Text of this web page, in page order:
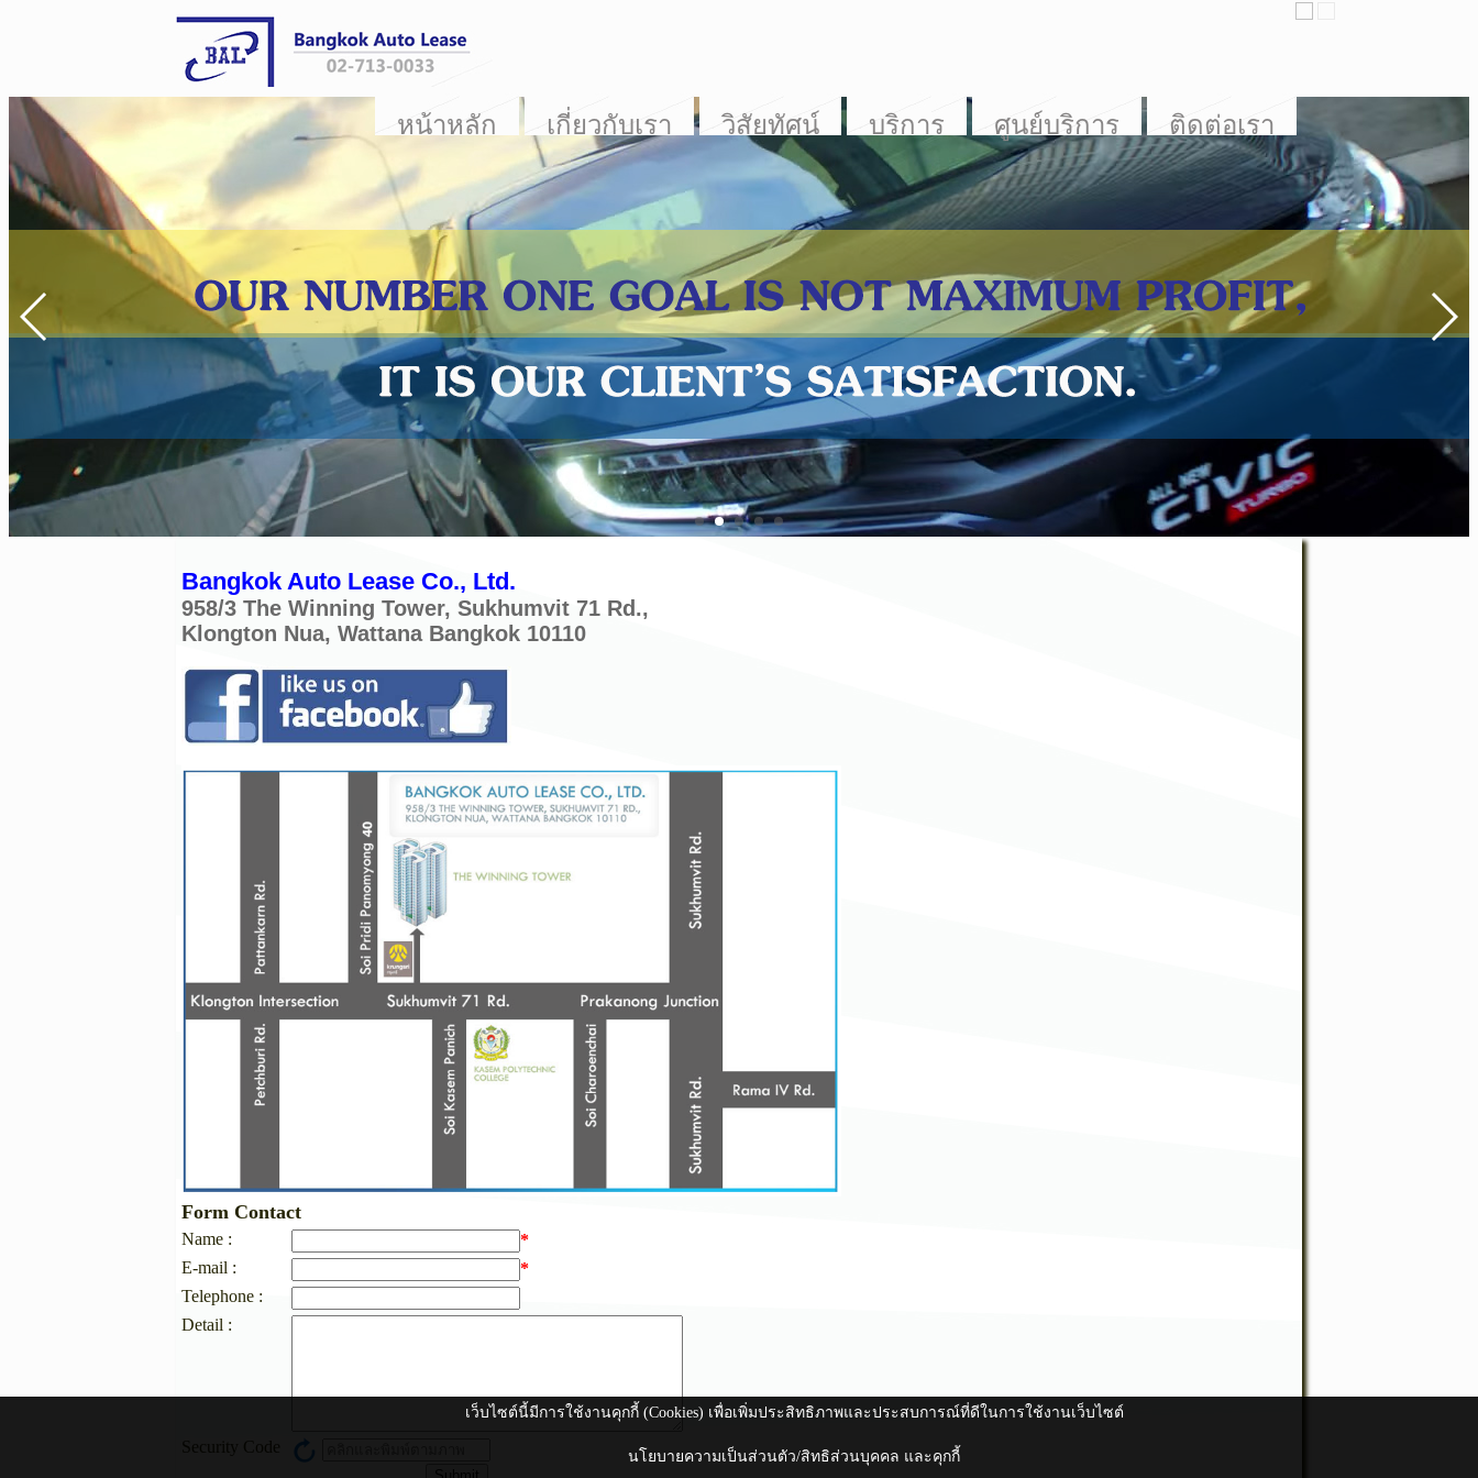
หน้าหลัก เกี่ยวกับเรา วิสัยทัศน์ บริการ ศูนย์บริการ ติดต่อเรา
Bangkok Auto Lease Co., Ltd.
958/3 The Winning Tower, Sukhumvit 71 Rd.,
Klongton Nua, Wattana Bangkok 10110
Form Contact
Name :
*
E-mail :
*
Telephone :
Detail :
Security Code
เว็บไซต์นี้มีการใช้งานคุกกี้ (Cookies) เพื่อเพิ่มประสิทธิภาพและประสบการณ์ที่ดีในการใช้งานเว็บไซต์
นโยบายความเป็นส่วนตัว/สิทธิส่วนบุคคล และคุกกี้